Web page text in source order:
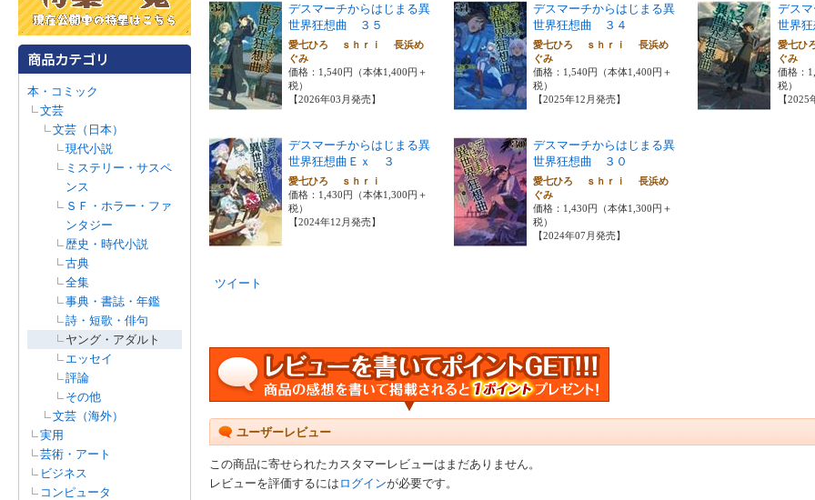
本・コミック
文芸
文芸（日本）
現代小説
ミステリー・サスペ
ンス
ＳＦ・ホラー・ファ
ンタジー
歴史・時代小説
古典
全集
事典・書誌・年鑑
詩・短歌・俳句
ヤング・アダルト
エッセイ
評論
その他
文芸（海外）
実用
芸術・アート
ビジネス
コンピュータ
デスマーチからはじまる異
世界狂想曲 ３５
愛七ひろ ｓｈｒｉ 長浜め
ぐみ
価格：1,540円（本体1,400円＋
税）
【2026年03月発売】
デスマーチからはじまる異
世界狂想曲 ３４
愛七ひろ ｓｈｒｉ 長浜め
ぐみ
価格：1,540円（本体1,400円＋
税）
【2025年12月発売】
デス
世界
愛七ひ
ぐみ
価格：
税）
【2025
デスマーチからはじまる異
世界狂想曲Ｅｘ ３
愛七ひろ ｓｈｒｉ
価格：1,430円（本体1,300円＋
税）
【2024年12月発売】
デスマーチからはじまる異
世界狂想曲 ３０
愛七ひろ ｓｈｒｉ 長浜め
ぐみ
価格：1,430円（本体1,300円＋
税）
【2024年07月発売】
ツイート
ユーザーレビュー
この商品に寄せられたカスタマーレビューはまだありません。
レビューを評価するには ログインが必要です。